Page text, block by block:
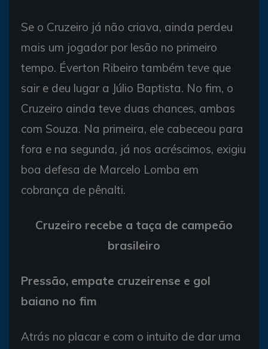
Se o Cruzeiro já não criava, ainda perdeu
mais um jogador por lesão no primeiro
tempo. Éverton Ribeiro também teve que
sair e deu lugar a Júlio Baptista. No fim, o
Cruzeiro ainda teve duas chances, ambas
com Souza. Na primeira, ele cabeceou para
fora e na segunda, já nos acréscimos, exigiu
boa defesa de Marcelo Lomba em
cobrança de pênalti.
Cruzeiro recebe a taça de campeão
brasileiro
Pressão, empate cruzeirense e gol
baiano no fim
Atrás no placar e com o intuito de dar uma